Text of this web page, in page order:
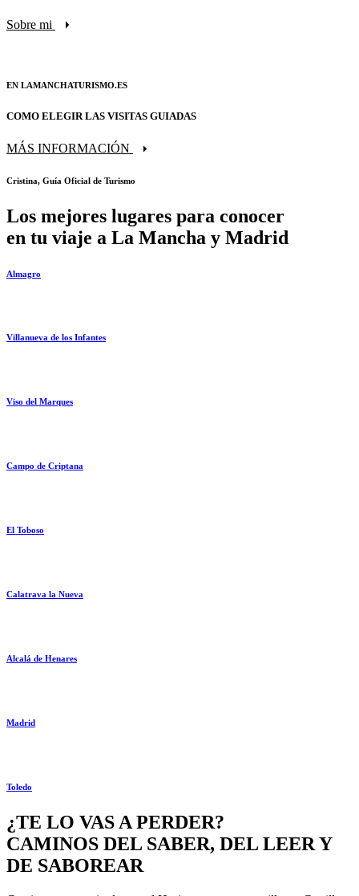
Sobre mi
EN LAMANCHATURISMO.ES
COMO ELEGIR LAS VISITAS GUIADAS
MÁS INFORMACIÓN
Cristina, Guía Oficial de Turismo
Los mejores lugares para conocer
en tu viaje a La Mancha y Madrid
Almagro
Villanueva de los Infantes
Viso del Marques
Campo de Criptana
El Toboso
Calatrava la Nueva
Alcalá de Henares
Madrid
Toledo
¿TE LO VAS A PERDER?
CAMINOS DEL SABER, DEL LEER Y
DE SABOREAR